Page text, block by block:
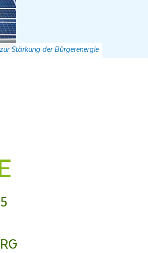
Stärkung der Bürgerenergie